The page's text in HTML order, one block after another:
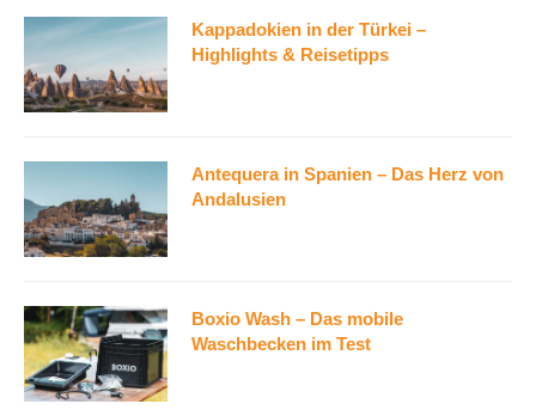
Kappadokien in der Türkei –
Highlights & Reisetipps
Antequera in Spanien – Das Herz von
Andalusien
Boxio Wash – Das mobile
Waschbecken im Test